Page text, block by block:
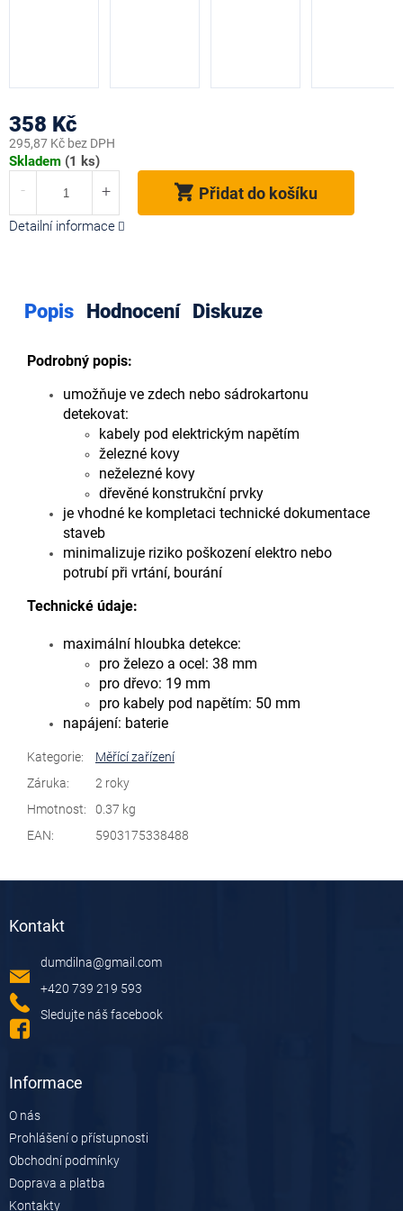
358 Kč
295,87 Kč bez DPH
Měrná
Skladem (1 ks)
Přidat do košíku
Detailní informace
Popis Hodnocení Diskuze
Podrobný popis:
umožňuje ve zdech nebo sádrokartonu
detekovat:
kabely pod elektrickým napětím
železné kovy
neželezné kovy
dřevěné konstrukční prvky
je vhodné ke kompletaci technické dokumentace
staveb
minimalizuje riziko poškození elektro nebo
potrubí při vrtání, bourání
Technické údaje:
maximální hloubka detekce:
pro železo a ocel: 38 mm
pro dřevo: 19 mm
pro kabely pod napětím: 50 mm
napájení: baterie
Kategorie:
Měřící zařízení
Záruka:
2 roky
Hmotnost:
0.37 kg
EAN: 5903175338488
Kontakt
dumdilna@gmail.com
+420 739 219 593
Sledujte náš facebook
Informace
O nás
Prohlášení o přístupnosti
Obchodní podmínky
Doprava a platba
Kontakty